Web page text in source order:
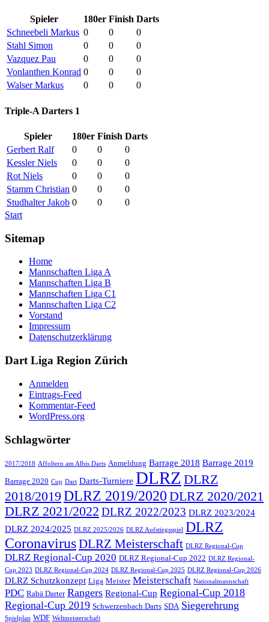
Spieler 180er Finish Darts
Schneebeli Markus 0 0
0
Stahl Simon
0 0
0
Vazquez Pau
0 0
0
Vonlanthen Konrad 0 0
0
Walser Markus
0 0 0
Triple-A Darters 1
Spieler 180er Finish Darts
Gerbert Ralf
0 0
0
Kessler Niels
0 0
0
Rot Niels
0 0
0
Stamm Christian 0 0
0
Studhalter Jakob 0 0
0
Start
Sitemap
Home
Mannschaften Liga A
Mannschaften Liga B
Mannschaften Liga C1
Mannschaften Liga C2
Vorstand
Impressum
Datenschutzerklärung
Dart Liga Region Zürich
Anmelden
Eintrags-Feed
Kommentar-Feed
WordPress.org
Schlagwörter
2017/2018 Affoltern am Albis Darts Anmeldung Barrage 2018 Barrage 2019
Barrage 2020 Cup Dart Darts-Turniere DLRZ DLRZ
2018/2019 DLRZ 2019/2020 DLRZ 2020/2021
DLRZ 2021/2022 DLRZ 2022/2023 DLRZ 2023/2024
DLRZ 2024/2025 DLRZ 2025/2026 DLRZ Aufstiegsspiel DLRZ
CoronavirusDLRZ Meisterschaft DLRZ Regional-Cup
DLRZ Regional-Cup 2020 DLRZ Regional-Cup 2022 DLRZ Regional-
Cup 2023 DLRZ Regional-Cup 2024 DLRZ Regional-Cup 2025 DLRZ Regional-Cup 2026
DLRZ Schutzkonzept Liga Meister Meisterschaft Nationalmannschaft
PDC Rabä Darter Rangers Regional-Cup Regional-Cup 2018
Regional-Cup 2019 Schwerzenbach Darts SDA Siegerehrung
Spielplan WDF Weltmeisterschaft